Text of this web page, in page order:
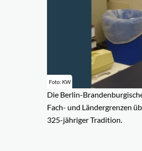
Foto: KW
Die Berlin-
Fach- und Ländergrenzen
325-jähriger Tradition.